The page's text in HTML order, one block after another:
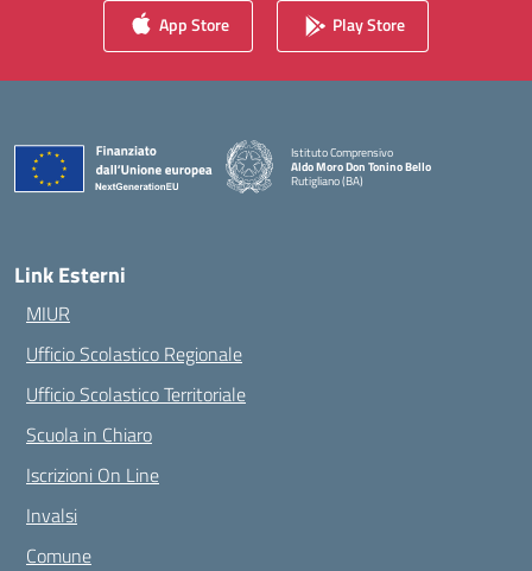
App Store Play Store
Istituto Comprensivo
Aldo Moro Don Tonino Bello
Rutigliano (BA)
— Visita la pagina iniziale della scuola
Link Esterni
MIUR
Ufficio Scolastico Regionale
Ufficio Scolastico Territoriale
Scuola in Chiaro
Iscrizioni On Line
Invalsi
Comune